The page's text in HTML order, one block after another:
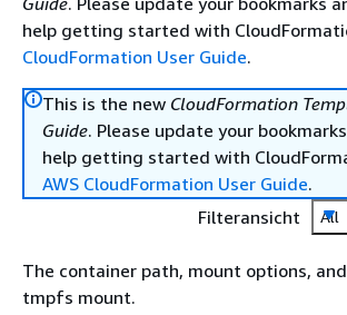
help getting started with
CloudFormation User Guide.
This is the new CloudFormation
Guide. Please update your
help getting started with
AWS CloudFormation User Guide.
Filteransicht
All
The container path, mount options,
tmpfs mount.